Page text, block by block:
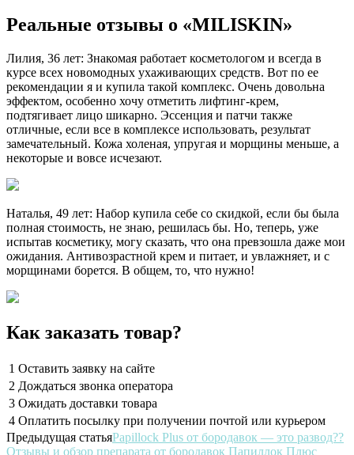
Реальные отзывы о «MILISKIN»
Лилия, 36 лет: Знакомая работает косметологом и всегда в
курсе всех новомодных ухаживающих средств. Вот по ее
рекомендации я и купила такой комплекс. Очень довольна
эффектом, особенно хочу отметить лифтинг-крем,
подтягивает лицо шикарно. Эссенция и патчи также
отличные, если все в комплексе использовать, результат
замечательный. Кожа холеная, упругая и морщины меньше, а
некоторые и вовсе исчезают.
Наталья, 49 лет: Набор купила себе со скидкой, если бы была
полная стоимость, не знаю, решилась бы. Но, теперь, уже
испытав косметику, могу сказать, что она превзошла даже мои
ожидания. Антивозрастной крем и питает, и увлажняет, и с
морщинами борется. В общем, то, что нужно!
Как заказать товар?
1 Оставить заявку на сайте
2 Дождаться звонка оператора
3 Ожидать доставки товара
4 Оплатить посылку при получении почтой или курьером
Предыдущая статьяPapillock Plus от бородавок — это развод??
Отзывы и обзор препарата от бородавок Папиллок Плюс